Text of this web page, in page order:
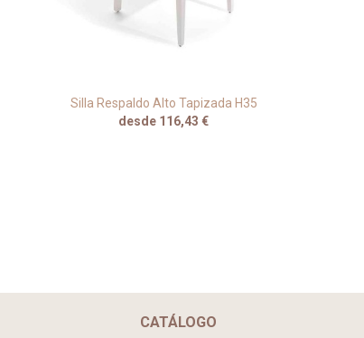
Silla Respaldo Alto Tapizada H35
desde 116,43 €
CATÁLOGO